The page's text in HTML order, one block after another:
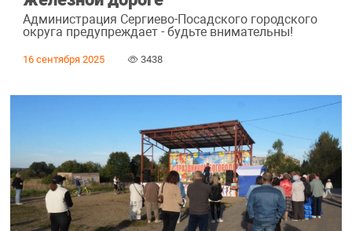
Администрация Сергиево-Посадского городского
округа предупреждает - будьте внимательны!
16 сентября 2025 3438